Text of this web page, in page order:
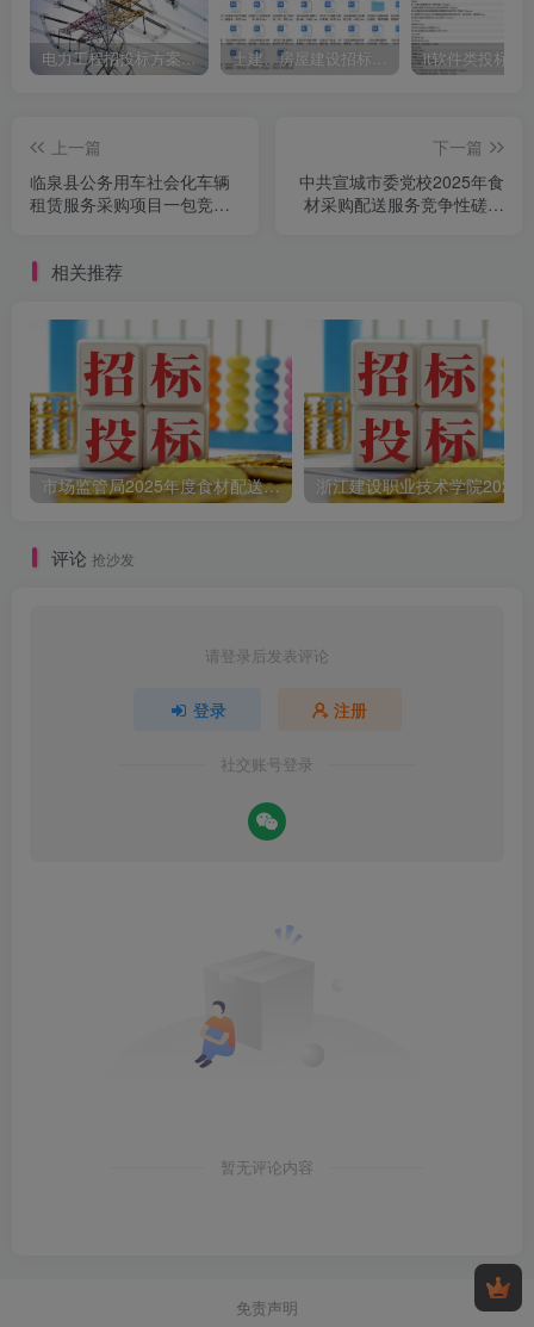
电力工程招投标方案模板 土建、房屋建设招标文件标书模板 it软件类投标书
上一篇
临泉县公务用车社会化车辆
租赁服务采购项目一包竞争
下一篇
中共宣城市委党校2025年食
材采购配送服务竞争性磋商
相关推荐
市场监管局2025年度食材配送采购公告
评论 抢沙发
请登录后发表评论
登录 注册
社交账号登录
暂无评论内容
免责声明